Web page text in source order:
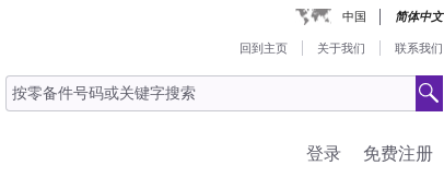
中国 简体中文
回到主页 关于我们 联系我们
免费注册
登录